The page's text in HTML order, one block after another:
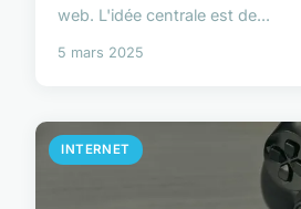
web. L'idée centrale est de...
5 mars 2025
INTERNET